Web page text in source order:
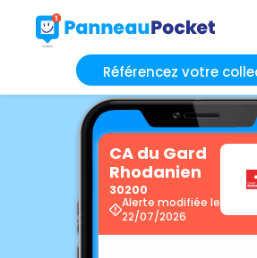
Référencez votre
CA du Gard
Rhodanien
30200
Alerte modifiée le
22/07/2026